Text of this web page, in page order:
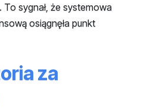
To sygnał, że systemowa
osiągnęła punkt
za